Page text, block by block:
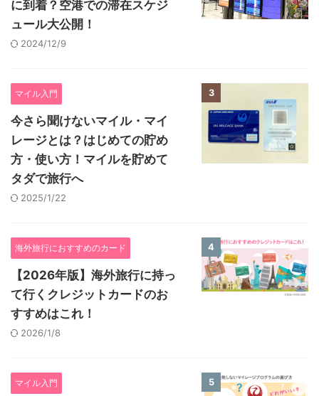
に到着？空港での滞在スケジ
ュール大公開！
2024/12/9
3
マイル入門
今さら聞けないマイル・マイ
レージとは？はじめての貯め
方・使い方！マイルを貯めて
タダで旅行へ
2025/1/22
4
海外旅行におすすめのカード
【2026年版】海外旅行に持っ
て行くクレジットカードのお
すすめはこれ！
2026/1/8
5
マイル入門